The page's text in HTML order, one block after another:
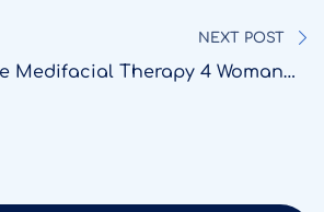
NEXT POST
Medifacial Therapy 4 Woman’s